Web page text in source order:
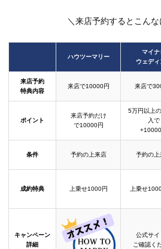
＼来店予約するとこん
ハウツーマリー
マイナ
ウェディ
来店予約
特典内容
来店で10000円 来店で
ポイント
来店予約だけ
で10000円
5万円以上
入で
条件 予約の上来店 予約の上
成約特典 上乗せ1000円 上乗せ
キャンペーン
詳細
公式サイ
ご確認く